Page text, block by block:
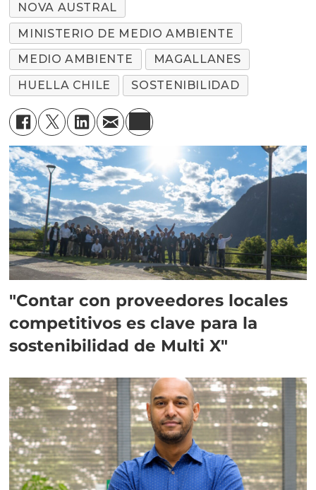
NOVA AUSTRAL
MINISTERIO DE MEDIO AMBIENTE
MEDIO AMBIENTE
MAGALLANES
HUELLA CHILE
SOSTENIBILIDAD
"Contar con proveedores locales
competitivos es clave para la
sostenibilidad de Multi X"